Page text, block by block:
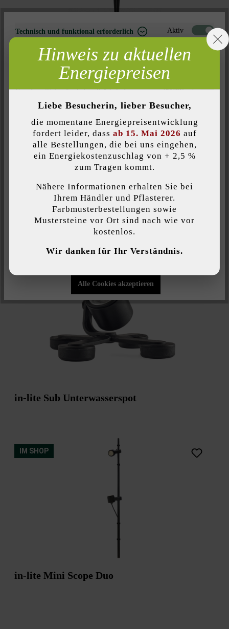
in-lite Scope
IM SHOP
in-lite Sub Unterwasserspot
IM SHOP
in-lite Mini Scope Duo
Technisch und funktional erforderlich Aktiv
Marketing Inaktiv
Inaktiv
Komfort (Seitenfunktionalität) Inaktiv
Inaktiv
Individuelle Cookies akzeptieren
Funktionalität bieten zu können...Mehr Informationen
Individuelle Einstellungen
Alle Cookies akzeptieren
Hinweis zu aktuellen
Energiepreisen
Liebe Besucherin, lieber Besucher,
die momentane Energiepreisentwicklung
fordert leider, dass ab 15. Mai 2026 auf
alle Bestellungen, die bei uns eingehen,
ein Energiekostenzuschlag von + 2,5 %
zum Tragen kommt.
Nähere Informationen erhalten Sie bei
Ihrem Händler und Pflasterer.
Farbmusterbestellungen sowie
Mustersteine vor Ort sind nach wie vor
kostenlos.
Wir danken für Ihr Verständnis.